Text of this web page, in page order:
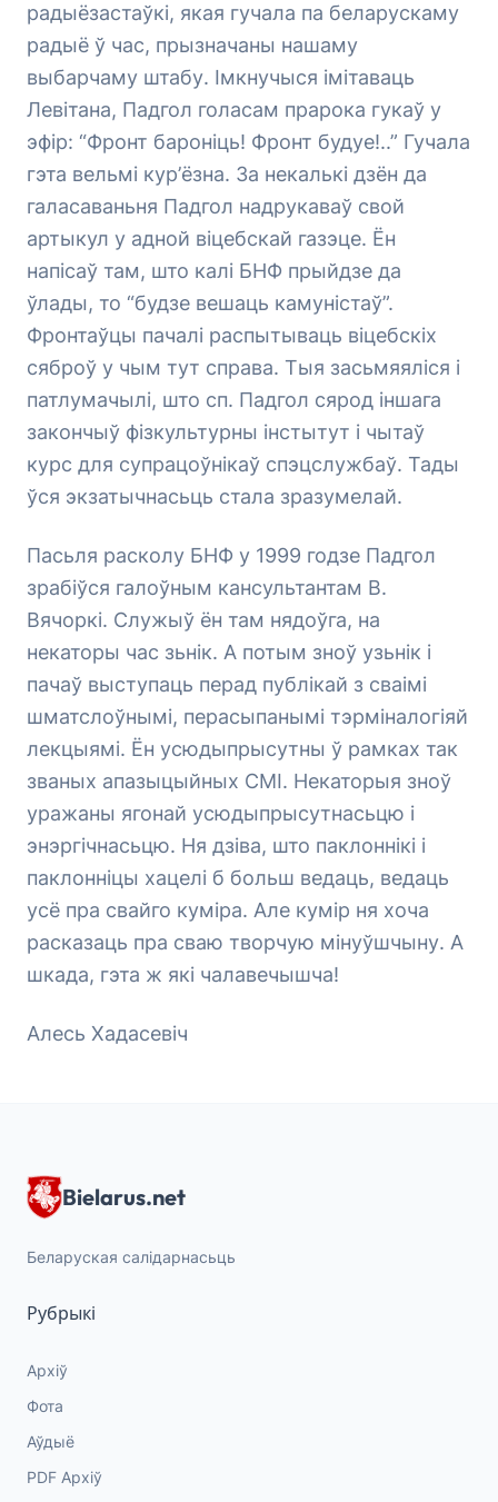
радыёзастаўкі, якая гучала па беларускаму
радыё ў час, прызначаны нашаму
выбарчаму штабу. Імкнучыся імітаваць
Левітана, Падгол голасам прарока гукаў у
эфір: “Фронт бароніць! Фронт будуе!..” Гучала
гэта вельмі кур’ёзна. За некалькі дзён да
галасаваньня Падгол надрукаваў свой
артыкул у адной віцебскай газэце. Ён
напісаў там, што калі БНФ прыйдзе да
ўлады, то “будзе вешаць камуністаў”.
Фронтаўцы пачалі распытываць віцебскіх
сяброў у чым тут справа. Тыя засьмяяліся і
патлумачылі, што сп. Падгол сярод іншага
закончыў фізкультурны інстытут і чытаў
курс для супрацоўнікаў спэцслужбаў. Тады
ўся экзатычнасьць стала зразумелай.
Пасьля расколу БНФ у 1999 годзе Падгол
зрабіўся галоўным кансультантам В.
Вячоркі. Служыў ён там нядоўга, на
некаторы час зьнік. А потым зноў узьнік і
пачаў выступаць перад публікай з сваімі
шматслоўнымі, перасыпанымі тэрміналогіяй
лекцыямі. Ён усюдыпрысутны ў рамках так
званых апазыцыйных СМІ. Некаторыя зноў
уражаны ягонай усюдыпрысутнасьцю і
энэргічнасьцю. Ня дзіва, што паклоннікі і
паклонніцы хацелі б больш ведаць, ведаць
усё пра свайго куміра. Але кумір ня хоча
расказаць пра сваю творчую мінуўшчыну. А
шкада, гэта ж які чалавечышча!
Алесь Хадасевіч
Bielarus.net
Беларуская салідарнасьць
Рубрыкі
Архіў
Фота
Аўдыё
PDF Архіў